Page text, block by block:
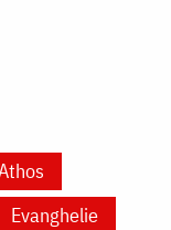
Evanghelie